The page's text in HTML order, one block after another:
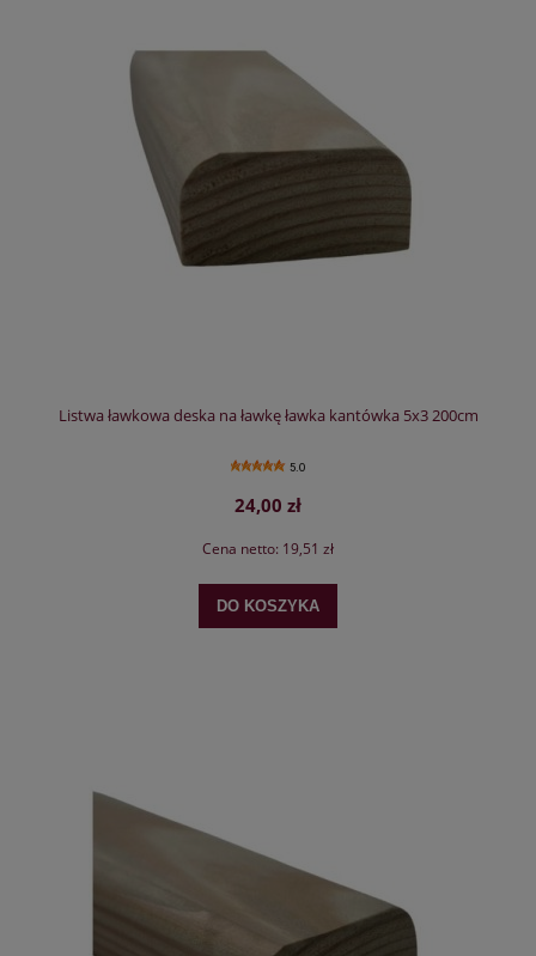
Listwa ławkowa deska na ławkę ławka kantówka 5x3 200cm
5.0
24,00 zł
Cena netto: 19,51 zł
DO KOSZYKA